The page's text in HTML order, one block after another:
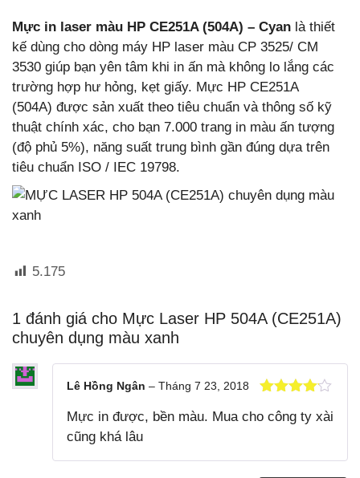
Mực in laser màu HP CE251A (504A) – Cyan là thiết
kế dùng cho dòng máy HP laser màu CP 3525/ CM
3530 giúp bạn yên tâm khi in ấn mà không lo lắng các
trường hợp hư hỏng, kẹt giấy. Mực HP CE251A
(504A) được sản xuất theo tiêu chuẩn và thông số kỹ
thuật chính xác, cho bạn 7.000 trang in màu ấn tượng
(độ phủ 5%), năng suất trung bình gần đúng dựa trên
tiêu chuẩn ISO / IEC 19798.
5.175
1 đánh giá cho Mực Laser HP 504A (CE251A)
chuyên dụng màu xanh
hạng45
Lê Hồng Ngân – Tháng 7 23, 2018
Mực in được, bền màu. Mua cho công ty xài
cũng khá lâu